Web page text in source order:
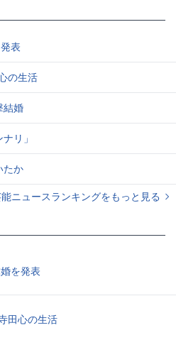
表
の生活
結婚
リ」
たか
ニュースランキングをもっと見る
を発表
田心の生活